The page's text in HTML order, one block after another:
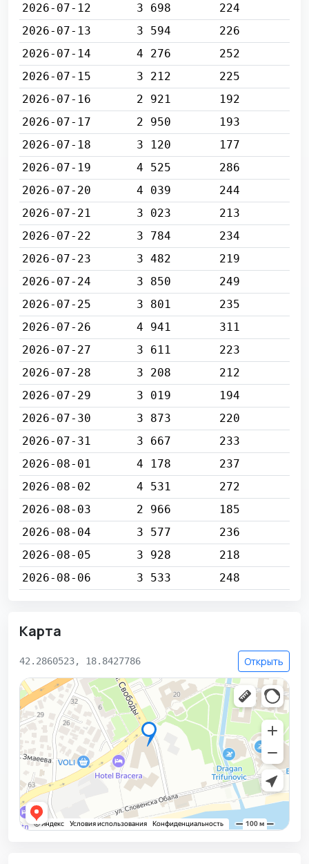
2026-07-12
3 698
224
2026-07-13
3 594
226
2026-07-14
4 276
252
2026-07-15
3 212
225
2026-07-16
2 921
192
2026-07-17
2 950
193
2026-07-18
3 120
177
2026-07-19
4 525
286
2026-07-20
4 039
244
2026-07-21
3 023
213
2026-07-22
3 784
234
2026-07-23
3 482
219
2026-07-24
3 850
249
2026-07-25
3 801
235
2026-07-26
4 941
311
2026-07-27
3 611
223
2026-07-28
3 208
212
2026-07-29
3 019
194
2026-07-30
3 873
220
2026-07-31
3 667
233
2026-08-01
4 178
237
2026-08-02
4 531
272
2026-08-03
2 966
185
2026-08-04
3 577
236
2026-08-05
3 928
218
2026-08-06
3 533 248
Карта
42.2860523, 18.8427786 Открыть